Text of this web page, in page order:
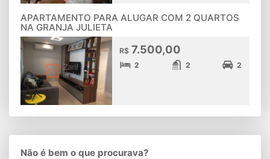
APARTAMENTO PARA ALUGAR COM 2 QUARTOS
NA GRANJA JULIETA
R$ 7.500,00
2 2 2
Não é bem o que procurava?